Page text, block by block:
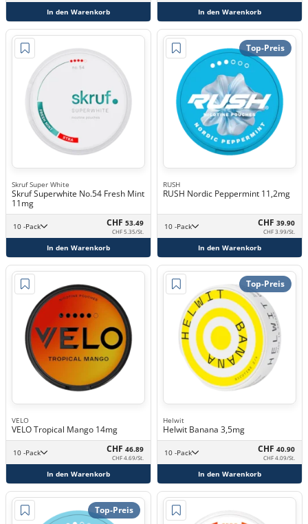
In den Warenkorb In den Warenkorb
Skruf Super White
Skruf Superwhite No.54 Fresh Mint
11mg
10 -Pack CHF 53.49
CHF 5.35/St.
In den Warenkorb
Top-Preis
RUSH
RUSH Nordic Peppermint 11,2mg
10 -Pack CHF 39.90
CHF 3.99/St.
In den Warenkorb
VELO
VELO Tropical Mango 14mg
10 -Pack CHF 46.89
CHF 4.69/St.
In den Warenkorb
Top-Preis
Helwit
Helwit Banana 3,5mg
10 -Pack CHF 40.90
CHF 4.09/St.
In den Warenkorb
Top-Preis